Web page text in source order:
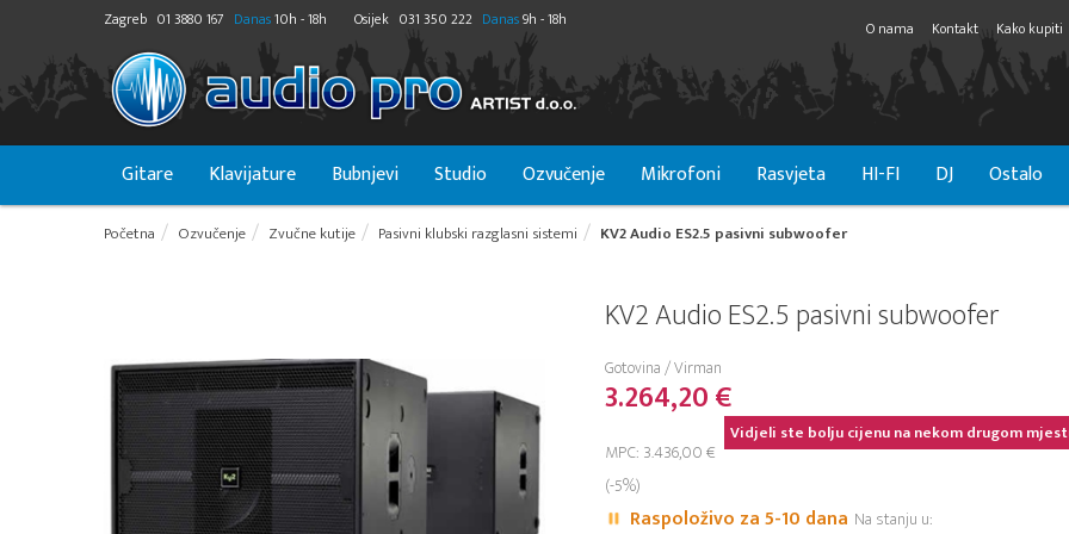
Zagreb 01 3880 167 Danas10h - 18h Osijek 031 350 222 Danas9h - 18h O nama Kontakt Kako kupiti
Gitare Klavijature Bubnjevi Studio Ozvučenje Mikrofoni Rasvjeta HI-FI DJ Ostalo
Početna Ozvučenje Zvučne kutije Pasivni klubski razglasni sistemi KV2 Audio ES2.5 pasivni subwoofer
KV2 Audio ES2.5 pasivni subwoofer
Gotovina / Virman
3.264,20 €
Vidjeli ste bolju cijenu na nekom drugom
MPC: 3.436,00 €
(-5%)
Raspoloživo za 5-10 dana Na stanju u: